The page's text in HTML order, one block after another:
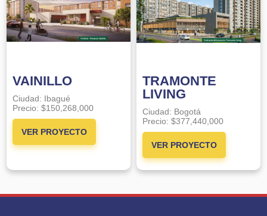
VAINILLO
Ciudad: Ibagué
Precio:$150,268,000
VER PROYECTO
TRAMONTE
LIVING
Ciudad: Bogotá
Precio: $377,440,000
VER PROYECTO